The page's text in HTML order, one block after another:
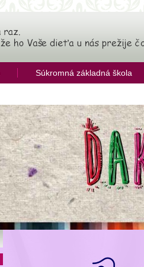
Súkromná základná škola